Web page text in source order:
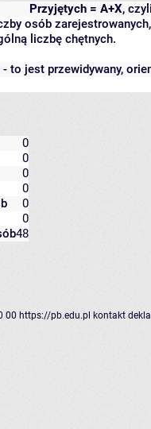
Przyjętych = A+X,
osób
liczbę chętnych.
- to jest przewidywany,
0
0
0
0
0
0
48
00 https://pb.edu.pl kontakt